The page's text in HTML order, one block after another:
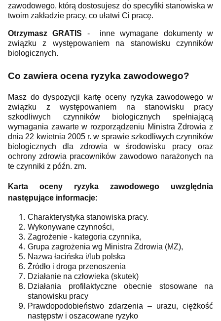
zawodowego, którą dostosujesz do specyfiki stanowiska w
twoim zakładzie pracy, co ułatwi Ci pracę.
Otrzymasz GRATIS - inne wymagane dokumenty w
związku z występowaniem na stanowisku czynników
biologicznych.
Co zawiera ocena ryzyka zawodowego?
Masz do dyspozycji kartę oceny ryzyka zawodowego w
związku z występowaniem na stanowisku pracy
szkodliwych czynników biologicznych spełniającą
wymagania zawarte w rozporządzeniu Ministra Zdrowia z
dnia 22 kwietnia 2005 r. w sprawie szkodliwych czynników
biologicznych dla zdrowia w środowisku pracy oraz
ochrony zdrowia pracowników zawodowo narażonych na
te czynniki z późn. zm.
Karta oceny ryzyka zawodowego uwzględnia
następujące informacje:
Charakterystyka stanowiska pracy.
Wykonywane czynności,
Zagrożenie - kategoria czynnika,
Grupa zagrożenia wg Ministra Zdrowia (MZ),
Nazwa łacińska i/lub polska
Źródło i droga przenoszenia
Działanie na człowieka (skutek)
Działania profilaktyczne obecnie stosowane na
stanowisku pracy
Prawdopodobieństwo zdarzenia – urazu, ciężkość
następstw i oszacowane ryzyko